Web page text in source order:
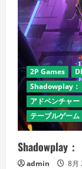
2P Games
Shadowplay
アドベンチャー
テーブルゲーム
Shadowplay
admin 8月